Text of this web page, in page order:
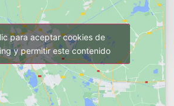
para aceptar cookies de
y permitir este contenido